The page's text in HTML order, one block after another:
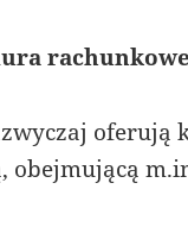
oferują
obejmującą